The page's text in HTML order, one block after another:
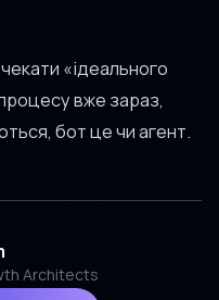
«ідеального
вже зараз,
бот це чи агент.
Architects